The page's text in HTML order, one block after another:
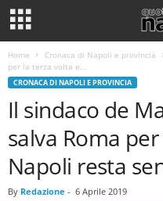
Home Cronaca di Napoli e provincia
per la terza volta e...
CRONACA DI NAPOLI E PROVINCIA
Il sindaco de
salva Roma
Napoli resta
By Redazione - 6 Aprile 2019